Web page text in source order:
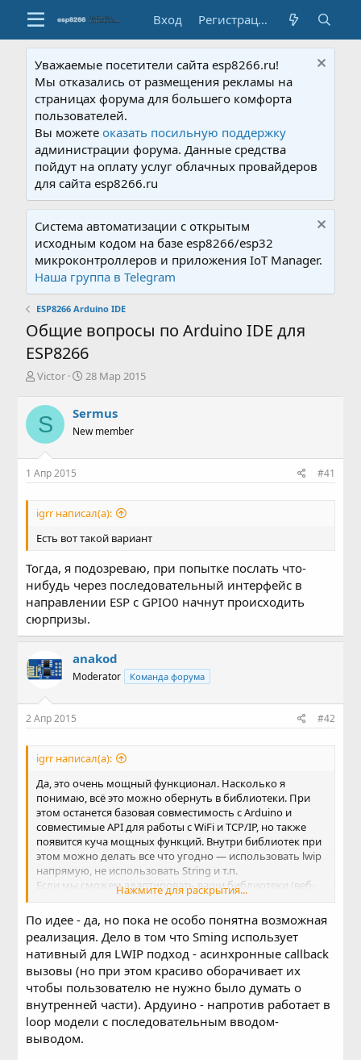
Вход Регистрация
Уважаемые посетители сайта esp8266.ru!
Мы отказались от размещения рекламы на
страницах форума для большего комфорта
пользователей.
Вы можетеоказать посильную поддержку
администрации форума. Данные средства
пойдут на оплату услуг облачных провайдеров
для сайта esp8266.ru
Система автоматизации с открытым
исходным кодом на базе esp8266/esp32
микроконтроллеров и приложения IoT Manager.
Наша группа в Telegram
ESP8266 Arduino IDE
Общие вопросы по Arduino IDE для
ESP8266
А
т
о
р
т
е
м
Victor
Д
а
н
ч
28 Мар 2015
S Sermus
New member
1 Апр 2015 #41
igrr написал(а):
Есть вот такой вариант
Тогда, я подозреваю, при попытке послать что-
нибудь через последовательный интерфейс в
направлении ESP с GPIO0 начнут происходить
сюрпризы.
anakod
Moderator Команда форума
2 Апр 2015 #42
igrr написал(а):
Да, это очень мощный функционал. Насколько я
понимаю, всё это можно обернуть в библиотеки. При
этом останется базовая совместимость с Arduino и
совместимые API для работы с WiFi и TCP/IP, но также
появится куча мощных функций. Внутри библиотек при
этом можно делать все что угодно — использовать lwip
напрямую, не использовать String и т.п.
Если мы сможем адаптировать ваши библиотеки (веб-
сервер, http, ftp, spi, sleep modes и т.д.) для компиляции в
составе Arduino, мне кажется, будет очень крутое
решение.
Нажмите для раскрытия...
По идее - да, но пока не особо понятна возможная
реализация. Дело в том что Sming использует
нативный для LWIP подход - асинхронные callback
вызовы (но при этом красиво оборачивает их
чтобы пользователю не нужно было думать о
внутренней части). Ардуино - напротив работает в
loop модели с последовательным вводом-
выводом.